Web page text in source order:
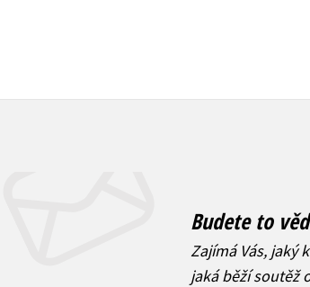
Budete to
Zajímá Vás, jaký
jaká běží soutěž